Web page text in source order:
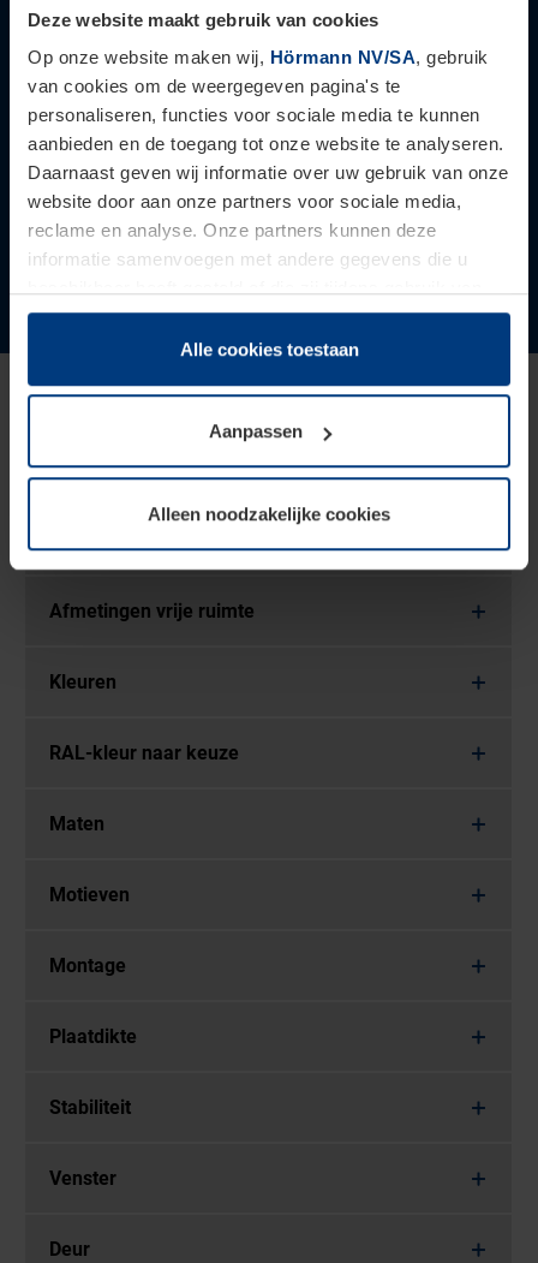
Deze website maakt gebruik van cookies
Op onze website maken wij, Hörmann NV/SA, gebruik
van cookies om de weergegeven pagina's te
personaliseren, functies voor sociale media te kunnen
aanbieden en de toegang tot onze website te analyseren.
Daarnaast geven wij informatie over uw gebruik van onze
website door aan onze partners voor sociale media,
reclame en analyse. Onze partners kunnen deze
informatie samenvoegen met andere gegevens die u
hun diensten hebben verzameld.
Juridisch hebben wij het recht om cookies op uw
van deze pagina's absoluut vereist is. Voor alle andere
soorten cookies is uw toestemming benodigd. Uw
toestemming kunt u op elk moment bij de uitleg van de
wijzigen of herroepen.
Alle cookies toestaan
Aanpassen
Alleen noodzakelijke cookies
Tuinbergingen voor generaties van Europa's Nr. 1
tegen actieprijzen. Alleen van 1 maart tot en met 31
december 2026!
Tuinbergingpromoties Naar de actie
Hörmann-tuinbergingen
Afmetingen vrije ruimte
Kleuren
RAL-kleur naar keuze
Maten
Motieven
Montage
Plaatdikte
Stabiliteit
Venster
Deur